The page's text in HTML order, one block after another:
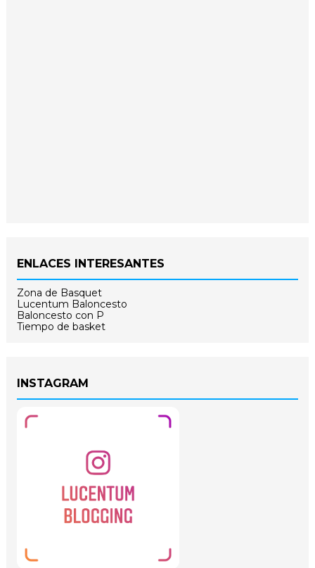
ENLACES INTERESANTES
Zona de Basquet
Lucentum Baloncesto
Baloncesto con P
Tiempo de basket
INSTAGRAM